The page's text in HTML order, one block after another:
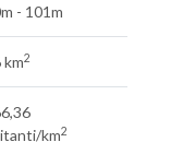
- 101m
km2
km2